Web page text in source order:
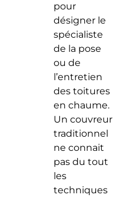
pour
désigner le
spécialiste
de la pose
ou de
l’entretien
des toitures
en chaume.
Un couvreur
traditionnel
ne connait
pas du tout
les
techniques